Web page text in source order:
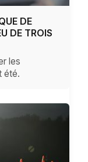
DE
DE TROIS
les
été.